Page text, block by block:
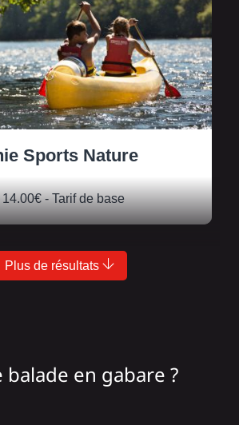
Sports Nature
14.00€- Tarif de base
Plus de résultats
balade en gabare ?